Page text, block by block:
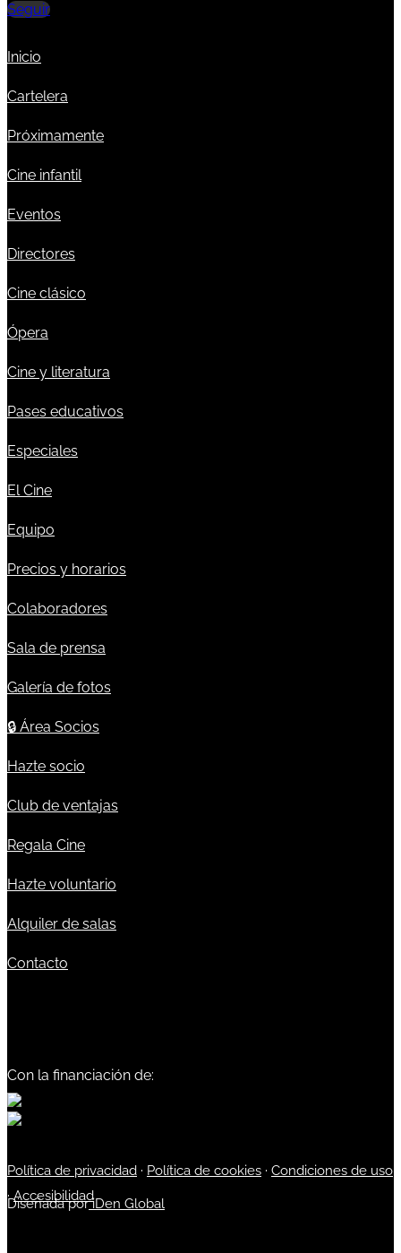
Seguir
Inicio
Cartelera
Próximamente
Cine infantil
Eventos
Directores
Cine clásico
Ópera
Cine y literatura
Pases educativos
Especiales
El Cine
Equipo
Precios y horarios
Colaboradores
Sala de prensa
Galería de fotos
🔒 Área Socios
Hazte socio
Club de ventajas
Regala Cine
Hazte voluntario
Alquiler de salas
Contacto
Con la financiación de:
Política de privacidad · Política de cookies · Condiciones de uso
·Accesibilidad
Diseñada poriDen Global